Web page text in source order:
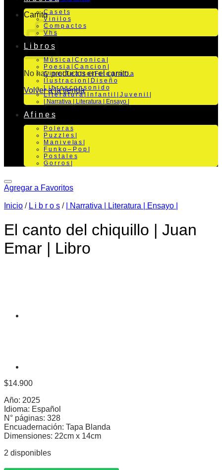
Carrito
No hay productos en el carrito.
Volver a la tienda
C a s e t s
V i n i l o s
C o m p a c t o s
V h s
L i b r o s
M ú s i c a | C r o n i c a |
P o e s i a | C a n c i o n |
C i n e | T e a t r o | Fo t o g r a f i a
I l u s t r a c i o n | D i s e ñ o
L i b r o s c o n s o n i d o
L i t e r a t u r a | I n f a n t i l | J u v e n i l |
| Narrativa | Literatura | Ensayo |
A f i n e s
P o l e r a s
P u z z l e s |
M a n i v e la s |
F u n k o – P o p |
P o s t a l e s
G o r r o s |
Agregar a Favoritos
Inicio / L i b r o s / | Narrativa | Literatura | Ensayo |
El canto del chiquillo | Juan
Emar | Libro
$14.900
Año: 2025
Idioma: Español
N° páginas: 328
Encuadernación: Tapa Blanda
Dimensiones: 22cm x 14cm
2 disponibles